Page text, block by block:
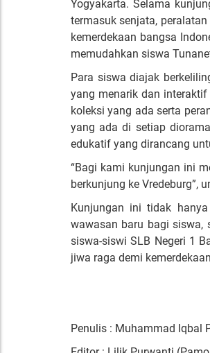
Yogyakarta. Selama
termasuk senjata,
kemerdekaan bangsa
memudahkan siswa
Para siswa diajak
yang menarik dan
koleksi yang ada serta
yang ada di setiap
edukatif yang dirancang
“Bagi kami kunjungan ini
berkunjung ke Vredeburg”,
Kunjungan ini tidak
wawasan baru bagi siswa,
siswa-siswi SLB Negeri 1
jiwa raga demi
Penulis : Muhammad Iqbal